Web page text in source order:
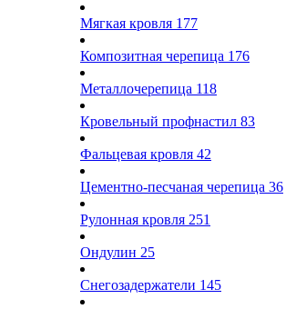
Мягкая кровля 177
Композитная черепица 176
Металлочерепица 118
Кровельный профнастил 83
Фальцевая кровля 42
Цементно-песчаная черепица 36
Рулонная кровля 251
Ондулин 25
Снегозадержатели 145